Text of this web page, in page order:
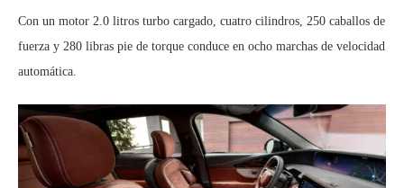
Con un motor 2.0 litros turbo cargado, cuatro cilindros, 250 caballos de
fuerza y 280 libras pie de torque conduce en ocho marchas de velocidad
automática.